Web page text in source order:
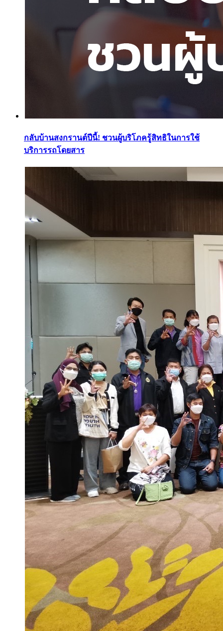
กลับบ้านสงกรานต์ปีนี้! ชวนผู้บริโภครู้สิทธิในการใช้
บริการรถโดยสาร